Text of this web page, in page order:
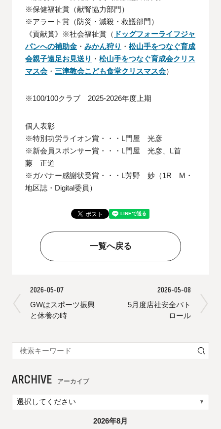
※保健福祉賞（献腎協力部門）
※アラート賞（防災・減殺・救護部門）
《貢献賞》※社会福祉賞（ ドッグフォーライフジャ
パンへの補助金 ・みかん狩り ・松山手をつなぐ育成
会親子遠足お見送り ・松山手をつなぐ育成会クリス
マス会・ 三津教会こども食堂クリスマス会）
※100/100クラブ 2025-2026年度上期
個人表彰
※特別功労ライオン賞・・・L門屋 光彦
※新会員スポンサー賞・・・L門屋 光彦、L首
藤 正道
※ガバナー感謝状受賞・・・L芳野 妙（1R M・
地区誌・Digital委員）
一覧へ戻る
2026-05-07
GWはスポーツ振興
と休養の時
2026-05-08
5月度店社安全パト
ロール
ARCHIVE アーカイブ
2026年8月